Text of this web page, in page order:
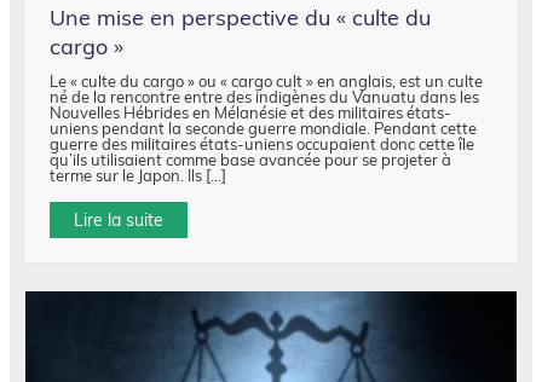
Une mise en perspective du « culte du
cargo »
Le « culte du cargo » ou « cargo cult » en anglais, est un culte
né de la rencontre entre des indigènes du Vanuatu dans les
Nouvelles Hébrides en Mélanésie et des militaires états-
uniens pendant la seconde guerre mondiale. Pendant cette
guerre des militaires états-uniens occupaient donc cette île
qu’ils utilisaient comme base avancée pour se projeter à
terme sur le Japon. Ils […]
Lire la suite